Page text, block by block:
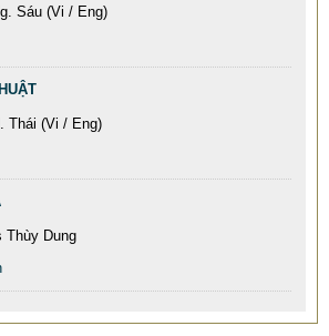
VNĐ
INOX GÂN ĐÂY GIÁ RẺ CHẤT LƯỢNG
Sáu (Vi / Eng)
Thái (Vi / Eng)
Thùy Dung